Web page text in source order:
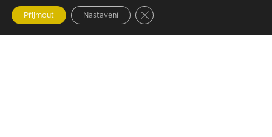
Přijmout Nastavení Zavřít cookie lištu GDPR